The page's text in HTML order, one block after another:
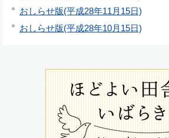
おしらせ版(平成28年11月15日)
おしらせ版(平成28年10月15日)